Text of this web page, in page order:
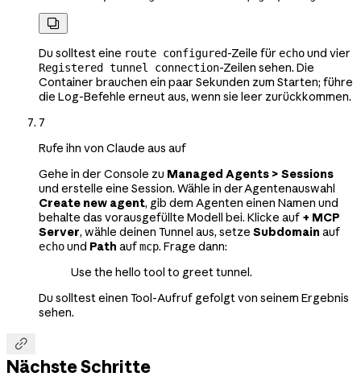

Du solltest eine route configured-Zeile für echound vier
Registered tunnel connection-Zeilen sehen. Die
Container brauchen ein paar Sekunden zum Starten; führe
die Log-Befehle erneut aus, wenn sie leer zurückkommen.
7
Rufe ihn von Claude aus auf
Gehe in der Console zu Managed Agents > Sessions
und erstelle eine Session. Wähle in der Agentenauswahl
Create new agent, gib dem Agenten einen Namen und
behalte das vorausgefüllte Modell bei. Klicke auf + MCP
Server, wähle deinen Tunnel aus, setze Subdomain auf
echound Path aufmcp. Frage dann:
Use the hello tool to greet tunnel.
Du solltest einen Tool-Aufruf gefolgt von seinem Ergebnis
sehen.

Nächste Schritte